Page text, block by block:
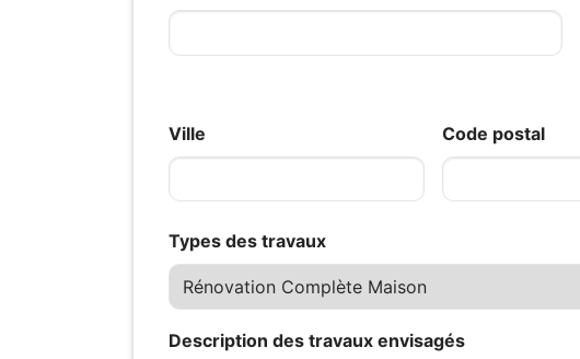
Ville Code postal
Types des travaux
Description des travaux envisagés